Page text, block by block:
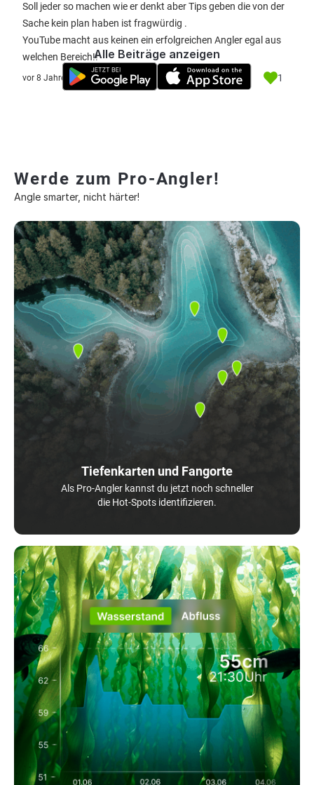
Soll jeder so machen wie er denkt aber Tips geben die von der
Sache kein plan haben ist fragwürdig .
YouTube macht aus keinen ein erfolgreichen Angler egal aus
welchen Bereich!!
vor 8 Jahre 1
Alle Beiträge anzeigen
Werde zum Pro-Angler!
Angle smarter, nicht härter!
Tiefenkarten und Fangorte
Als Pro-Angler kannst du jetzt noch schneller
die Hot-Spots identifizieren.